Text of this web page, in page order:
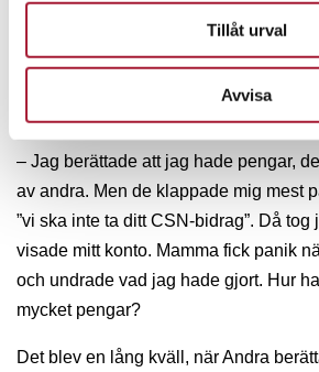
Tillåt urval
Avvisa
En kväll, när föräldrarna bestämt sig
företag, började de prata om att låna
– Jag berättade att jag hade pengar,
av andra. Men de klappade mig mest
”vi ska inte ta ditt CSN-bidrag”. Då tog
visade mitt konto. Mamma fick panik
och undrade vad jag hade gjort. Hur
mycket pengar?
Det blev en lång kväll, när Andra